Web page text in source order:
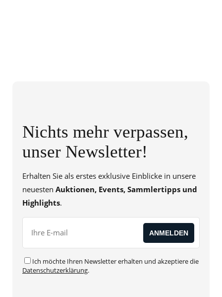
Nichts mehr verpassen,
unser Newsletter!
Erhalten Sie als erstes exklusive Einblicke in unsere
neuesten Auktionen, Events, Sammlertipps und
Highlights.
Ich möchte Ihren Newsletter erhalten und akzeptiere die
Datenschutzerklärung.